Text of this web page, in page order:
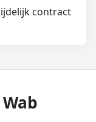
contract